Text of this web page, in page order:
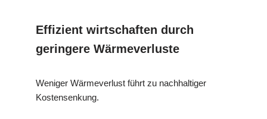
Effizient wirtschaften durch
geringere Wärmeverluste
Weniger Wärmeverlust führt zu nachhaltiger
Kostensenkung.